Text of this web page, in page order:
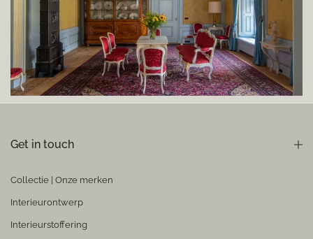
Get in touch
Collectie | Onze merken
Interieurontwerp
Interieurstoffering